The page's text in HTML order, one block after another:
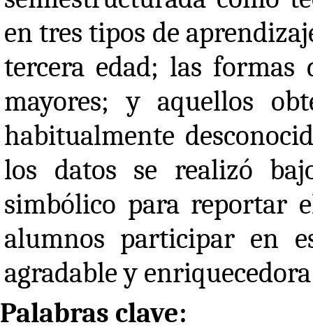
en tres tipos de
tercera edad; las formas
mayores; y aquellos
habitualmente
los datos se realizó
simbólico para reportar
alumnos participar en
agradable y
Palabras clave: